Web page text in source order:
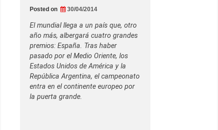
Posted on 30/04/2014
El mundial llega a un país que, otro
año más, albergará cuatro grandes
premios: España. Tras haber
pasado por el Medio Oriente, los
Estados Unidos de América y la
República Argentina, el campeonato
entra en el continente europeo por
la puerta grande.